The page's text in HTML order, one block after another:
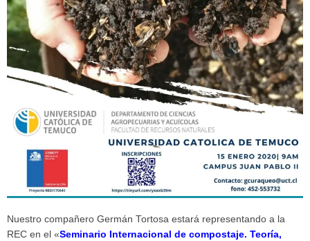
Nuestro compañero Germán Tortosa estará representando a la
REC en el «Seminario Internacional de compostaje. Teoría,